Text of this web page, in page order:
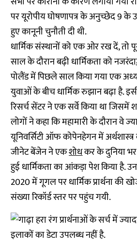
पर यूरोपीय घोषणापत्र के अनुच्‍छेद 9 के
हुए कानूनी चुनौती दी थी.
धार्मिक संस्‍थानों को एक ओर रख दें, तो
साल के दौरान बढ़ी धार्मिकता को
पोलैंड में पिछले साल किया गया एक
युवाओं के बीच धार्मिक रुझान बढ़ा है.
रिसर्च सेंटर ने एक सर्वे किया था जिसमें
लोगों ने कहा कि महामारी के दौरान वे
यूनिवर्सिटी ऑफ कोपेनहेगन में
जीनेट बेंजेन ने एकशोधकर के दुनिया
हुई धार्मिकता का आंकड़ा पेश किया है.
2020 में गूगल पर धार्मिक प्रार्थना की
संख्‍या रिकॉर्ड स्‍तर पर पहुंच गयी.